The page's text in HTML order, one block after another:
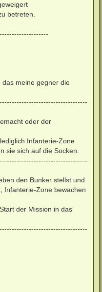
betreten.
das meine gegner die
oder der
Infanterie-Zone
sie sich auf die Socken.
den Bunker stellst und
Infanterie-Zone bewachen
der Mission in das